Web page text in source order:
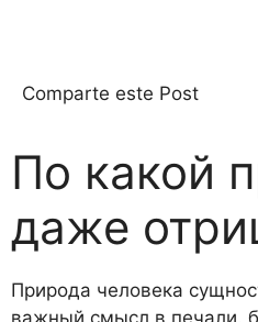
Comparte este Post
По какой
даже
Природа человека
важный смысл в печали,